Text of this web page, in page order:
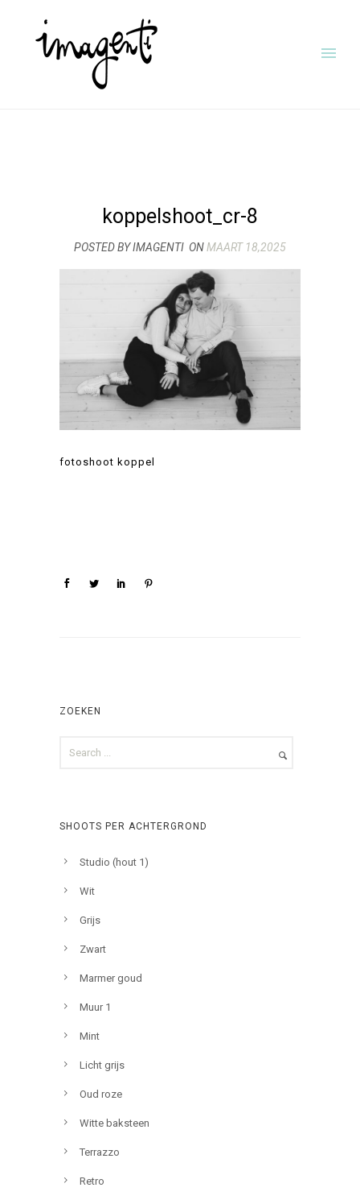
koppelshoot_cr-8
POSTED BY IMAGENTI ONMAART 18,2025
fotoshoot koppel
ZOEKEN
SHOOTS PER ACHTERGROND
Studio (hout 1)
Wit
Grijs
Zwart
Marmer goud
Muur 1
Mint
Licht grijs
Oud roze
Witte baksteen
Terrazzo
Retro